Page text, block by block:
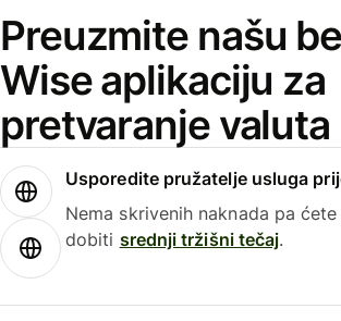
Preuzmite našu
Wise aplikaciju za
pretvaranje valuta
Usporedite pružatelje usluga
Nema skrivenih naknada pa
dobiti srednji tržišni tečaj.